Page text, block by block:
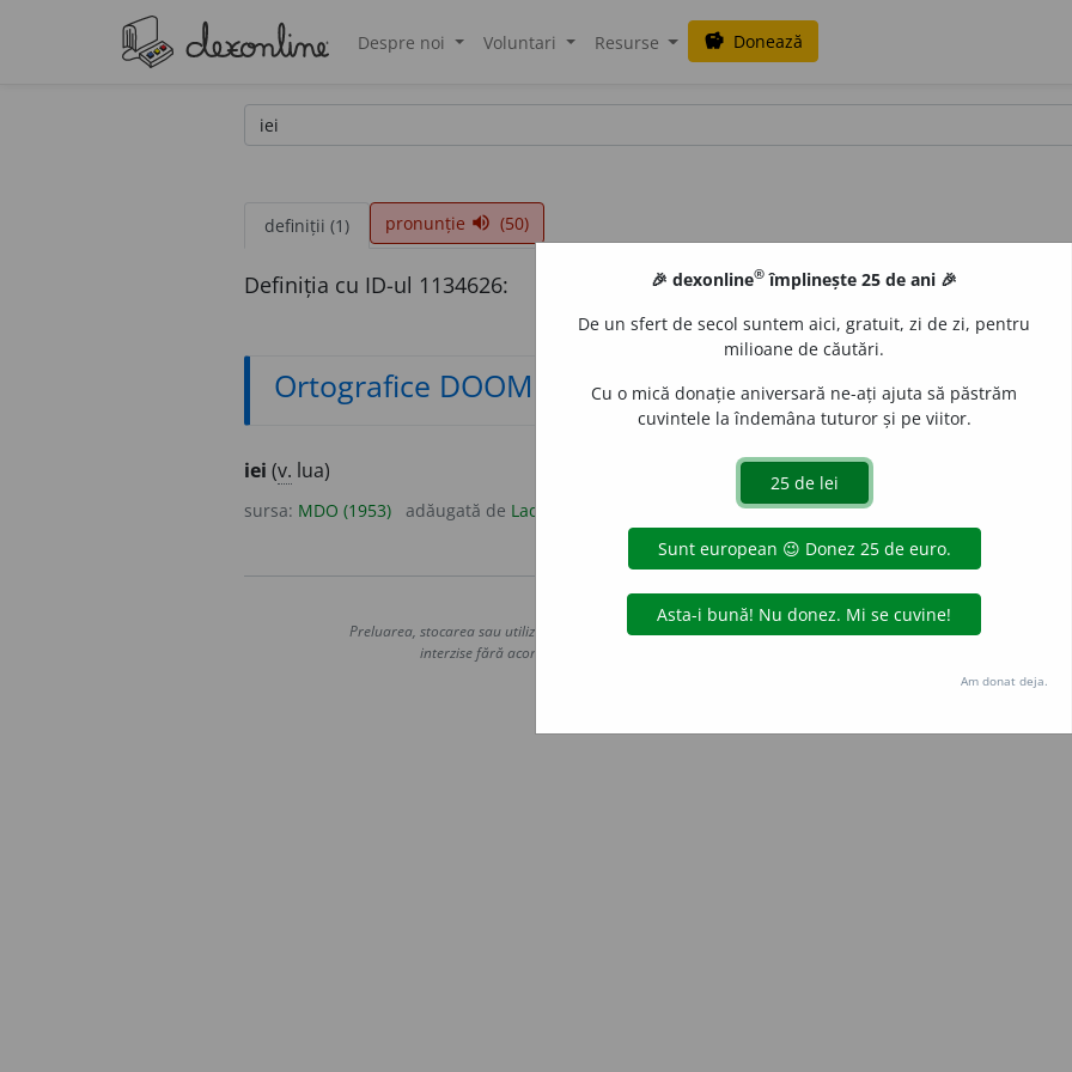
Despre noi Voluntari Resurse savings Donează
definiții (1) pronunție volume_up (50)
Definiția cu ID-ul 1134626:
Ortografice DOOM
iei (v. lua)
sursa: MDO (1953) adăugată de Ladislau Strifler
Copyright © 2004-2026 dexonline (https://dexonline.ro)
Preluarea, stocarea sau utilizarea datelor de pe acest site, inclusiv prin orice metode de extragere automată
interzise fără acordul nostru prealabil scris, cu excepția seturilor de date oferite oficial spre utilizare
Hosterion
🎉 dexonline® împlinește 25 de ani 🎉
De un sfert de secol suntem aici, gratuit, zi de zi, pentru
milioane de căutări.
Cu o mică donație aniversară ne-ați ajuta să păstrăm
cuvintele la îndemâna tuturor și pe viitor.
Am donat deja.